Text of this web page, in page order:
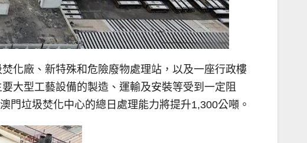
化廠、新特殊和危險廢物處理站，以及一座行政樓
大型工藝設備的製造、運輸及安裝等受到一定阻
門垃圾焚化中心的總日處理能力將提升1,300公噸。